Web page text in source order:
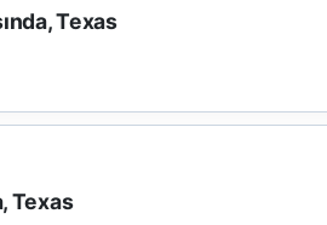
Texas
Texas